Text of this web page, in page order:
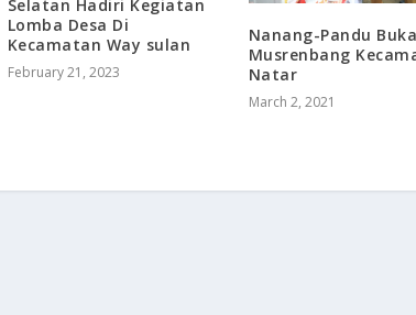
Selatan Hadiri Kegiatan
Lomba Desa Di
Kecamatan Way sulan
February 21, 2023
Nanang-Pandu Buka
Musrenbang
Natar
March 2, 2021